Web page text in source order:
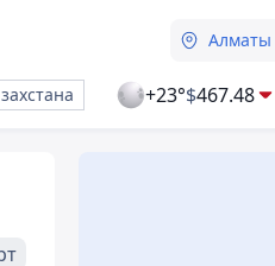
Алматы
+23°$467.48